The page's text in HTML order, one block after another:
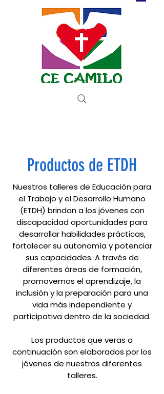
Donar ahora
Productos de ETDH
Nuestros talleres de Educación para
el Trabajo y el Desarrollo Humano
(ETDH) brindan a los jóvenes con
discapacidad oportunidades para
desarrollar habilidades prácticas,
fortalecer su autonomía y potenciar
sus capacidades. A través de
diferentes áreas de formación,
promovemos el aprendizaje, la
inclusión y la preparación para una
vida más independiente y
participativa dentro de la sociedad.
Los productos que veras a
continuación son elaborados por los
jóvenes de nuestros diferentes
talleres.